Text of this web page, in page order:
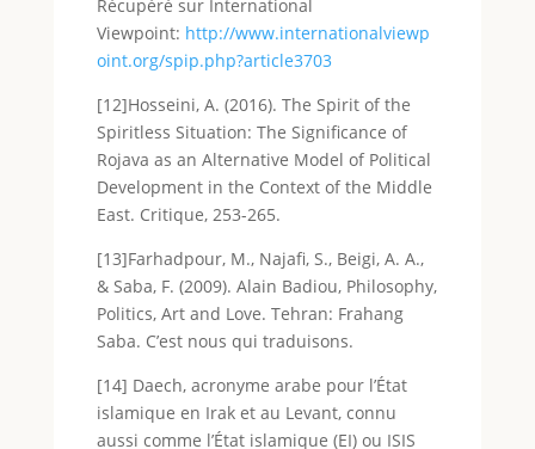
Récupéré sur International
Viewpoint: http://www.internationalviewp
oint.org/spip.php?article3703
[12]Hosseini, A. (2016). The Spirit of the
Spiritless Situation: The Significance of
Rojava as an Alternative Model of Political
Development in the Context of the Middle
East. Critique, 253-265.
[13]Farhadpour, M., Najafi, S., Beigi, A. A.,
& Saba, F. (2009). Alain Badiou, Philosophy,
Politics, Art and Love. Tehran: Frahang
Saba. C’est nous qui traduisons.
[14] Daech, acronyme arabe pour l’État
islamique en Irak et au Levant, connu
aussi comme l’État islamique (EI) ou ISIS